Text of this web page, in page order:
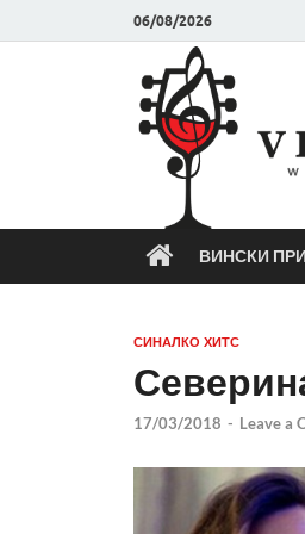
06/08/2026
ВИНСКИ
СИНАЛКО ХИТС
17/03/2018 - Leave a